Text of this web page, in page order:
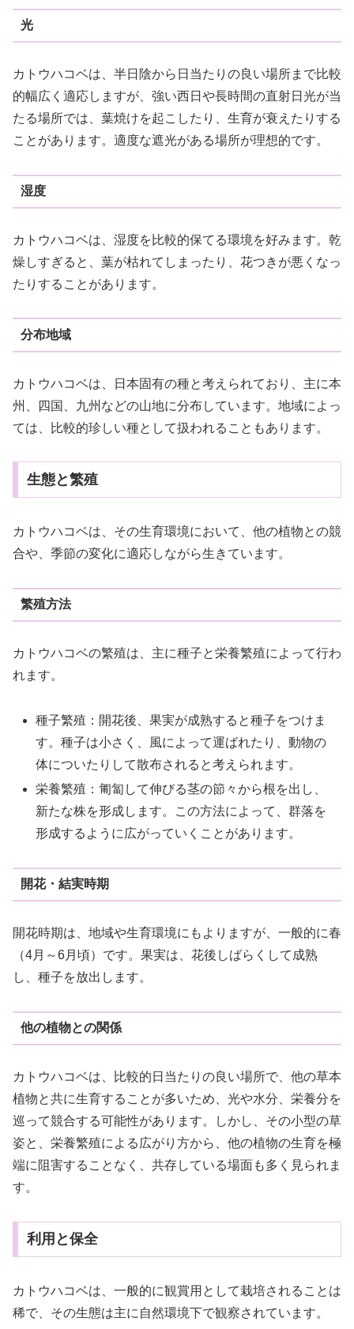
光
カトウハコベは、半日陰から日当たりの良い場所まで比較
的幅広く適応しますが、強い西日や長時間の直射日光が当
たる場所では、葉焼けを起こしたり、生育が衰えたりする
ことがあります。適度な遮光がある場所が理想的です。
湿度
カトウハコベは、湿度を比較的保てる環境を好みます。乾
燥しすぎると、葉が枯れてしまったり、花つきが悪くなっ
たりすることがあります。
分布地域
カトウハコベは、日本固有の種と考えられており、主に本
州、四国、九州などの山地に分布しています。地域によっ
ては、比較的珍しい種として扱われることもあります。
生態と繁殖
カトウハコベは、その生育環境において、他の植物との競
合や、季節の変化に適応しながら生きています。
繁殖方法
カトウハコベの繁殖は、主に種子と栄養繁殖によって行わ
れます。
種子繁殖：開花後、果実が成熟すると種子をつけま
す。種子は小さく、風によって運ばれたり、動物の
体についたりして散布されると考えられます。
栄養繁殖：匍匐して伸びる茎の節々から根を出し、
新たな株を形成します。この方法によって、群落を
形成するように広がっていくことがあります。
開花・結実時期
開花時期は、地域や生育環境にもよりますが、一般的に春
（4月～6月頃）です。果実は、花後しばらくして成熟
し、種子を放出します。
他の植物との関係
カトウハコベは、比較的日当たりの良い場所で、他の草本
植物と共に生育することが多いため、光や水分、栄養分を
巡って競合する可能性があります。しかし、その小型の草
姿と、栄養繁殖による広がり方から、他の植物の生育を極
端に阻害することなく、共存している場面も多く見られま
す。
利用と保全
カトウハコベは、一般的に観賞用として栽培されることは
稀で、その生態は主に自然環境下で観察されています。